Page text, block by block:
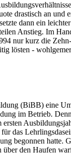
drastisch an und
dann ein
Anstieg. Im
nur kurz die
lösten -
(BiBB) eine
im Betrieb.
das
begonnen hatte.
über den Haufen